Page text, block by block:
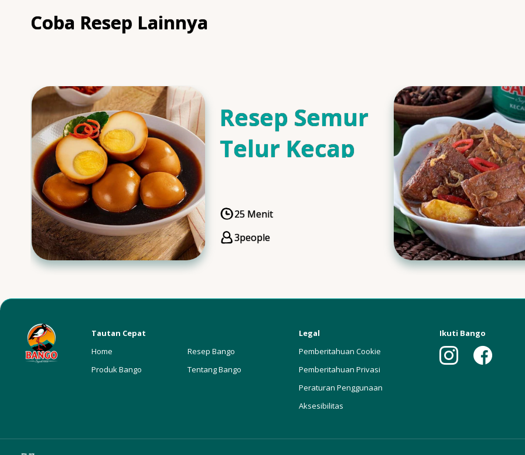
Coba Resep Lainnya
Resep Semur
Telur Kecap
CookingTime
25 Menit
Servings
3people
Tautan Cepat
Home
Produk Bango
Resep Bango
Tentang Bango
Legal
Pemberitahuan Cookie
Pemberitahuan Privasi
Peraturan Penggunaan
Aksesibilitas
Ikuti Bango